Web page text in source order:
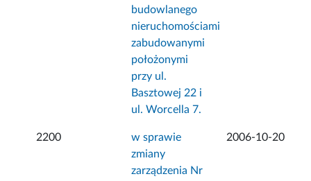
budowlanego
nieruchomościami
zabudowanymi
położonymi
przy ul.
Basztowej 22 i
ul. Worcella 7.
2200
w sprawie
zmiany
zarządzenia Nr
2006-10-20